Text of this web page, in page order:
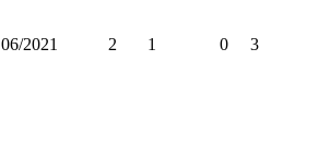
06/2021 2 1 0 3